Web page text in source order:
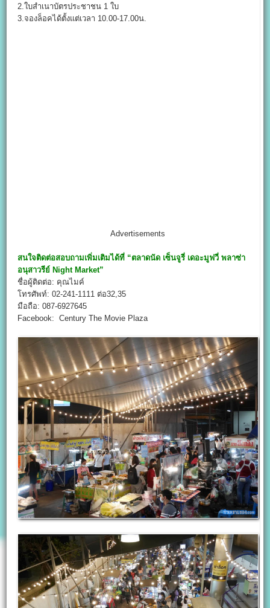
2.ใบสำเนาบัตรประชาชน 1 ใบ
3.จองล็อคได้ตั้งแต่เวลา 10.00-17.00น.
Advertisements
สนใจติดต่อสอบถามเพิ่มเติมได้ที่ “ตลาดนัด เซ็นจูรี่ เดอะมูฟวี่ พลาซ่า
อนุสาวรีย์ Night Market”
ชื่อผู้ติดต่อ: คุณไมค์
โทรศัพท์: 02-241-1111 ต่อ32,35
มือถือ: 087-6927645
Facebook: Century The Movie Plaza